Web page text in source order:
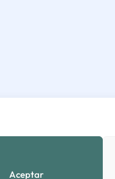
Aceptar